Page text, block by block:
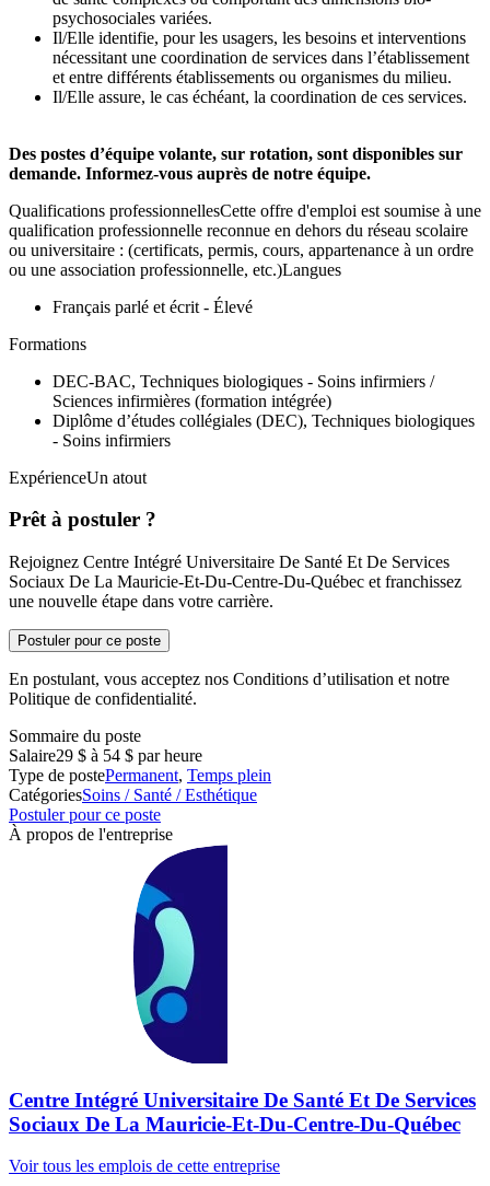
psychosociales variées.
Il/Elle identifie, pour les usagers, les besoins et interventions
nécessitant une coordination de services dans l’établissement
et entre différents établissements ou organismes du milieu.
Il/Elle assure, le cas échéant, la coordination de ces services.
Des postes d’équipe volante, sur rotation, sont disponibles sur
demande. Informez-vous auprès de notre équipe.
Qualifications professionnellesCette offre d'emploi est soumise à une
qualification professionnelle reconnue en dehors du réseau scolaire
ou universitaire : (certificats, permis, cours, appartenance à un ordre
ou une association professionnelle, etc.)Langues
Français parlé et écrit - Élevé
Formations
DEC-BAC, Techniques biologiques - Soins infirmiers /
Sciences infirmières (formation intégrée)
Diplôme d’études collégiales (DEC), Techniques biologiques
- Soins infirmiers
ExpérienceUn atout
Prêt à postuler ?
Rejoignez Centre Intégré Universitaire De Santé Et De Services
Sociaux De La Mauricie-Et-Du-Centre-Du-Québec et franchissez
une nouvelle étape dans votre carrière.
Postuler pour ce poste
En postulant, vous acceptez nos Conditions d’utilisation et notre
Politique de confidentialité.
Sommaire du poste
Salaire29 $ à 54 $ par heure
Type de postePermanent, Temps plein
CatégoriesSoins / Santé / Esthétique
Postuler pour ce poste
À propos de l'entreprise
Centre Intégré Universitaire De Santé Et De Services
Sociaux De La Mauricie-Et-Du-Centre-Du-Québec
Voir tous les emplois de cette entreprise